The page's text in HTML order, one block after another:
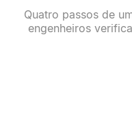
Quatro passos de
engenheiros